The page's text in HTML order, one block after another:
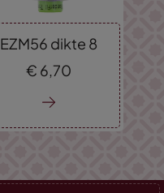
EZM56 dikte 8
€ 6, 70